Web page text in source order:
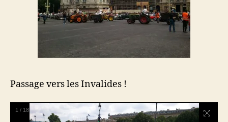
Passage vers les Invalides !
1 / 18